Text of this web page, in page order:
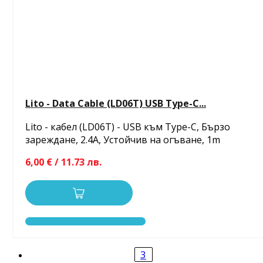
Lito - Data Cable (LD06T) USB Type-C...
Lito - кабел (LD06T) - USB към Type-C, Бързо
зареждане, 2.4A, Устойчив на огъване, 1m
6,00 € / 11.73 лв.
3